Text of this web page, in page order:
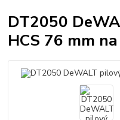
DT2050
HCS 76 mm